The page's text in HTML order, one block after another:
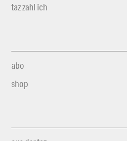
taz zahl ich
abo
shop